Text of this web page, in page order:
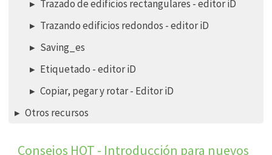
Trazado de edificios rectangulares - editor iD
Trazando edificios redondos - editor iD
Saving_es
Etiquetado - editor iD
Copiar, pegar y rotar - Editor iD
Otros recursos
Consejos HOT - Introducción para nuevos